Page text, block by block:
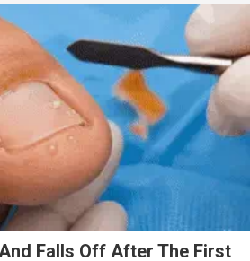
Falls Off After The First